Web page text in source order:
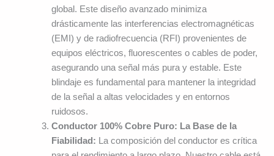
global. Este diseño avanzado minimiza
drásticamente las interferencias electromagnéticas
(EMI) y de radiofrecuencia (RFI) provenientes de
equipos eléctricos, fluorescentes o cables de poder,
asegurando una señal más pura y estable. Este
blindaje es fundamental para mantener la integridad
de la señal a altas velocidades y en entornos
ruidosos.
Conductor 100% Cobre Puro: La Base de la
Fiabilidad: La composición del conductor es crítica